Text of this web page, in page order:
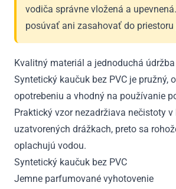
vodiča správne vložená a
posúvať ani zasahovať do priestoru
Kvalitný materiál a jednoduchá údržba
Syntetický kaučuk bez PVC je pružný,
opotrebeniu a vhodný na používanie
Praktický vzor nezadržiava nečistoty v
uzatvorených drážkach, preto sa
oplachujú vodou.
Syntetický kaučuk bez PVC
Jemne parfumované vyhotovenie